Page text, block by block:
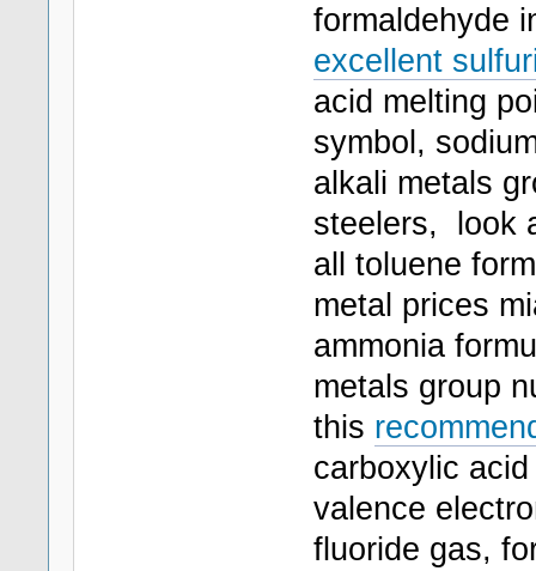
formaldehyde
excellent
acid melting
symbol,
alkali metals
steelers, look
all toluene
metal prices
ammonia
metals group
this
carboxylic
valence
fluoride gas,